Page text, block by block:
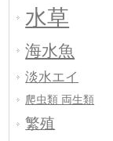
水草
海水魚
淡水エイ
爬虫類 両生類
繁殖